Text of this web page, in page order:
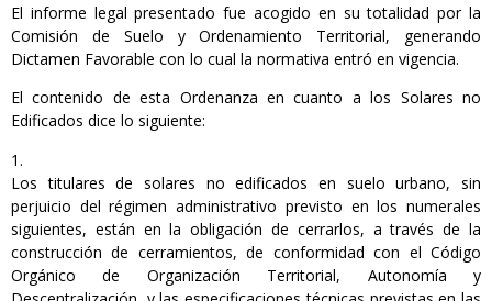
El informe legal presentado fue acogido en su totalidad por la
Comisión de Suelo y Ordenamiento Territorial, generando
Dictamen Favorable con lo cual la normativa entró en vigencia.
El contenido de esta Ordenanza en cuanto a los Solares no
Edificados dice lo siguiente:
Los titulares de solares no edificados en suelo urbano, sin
perjuicio del régimen administrativo previsto en los numerales
siguientes, están en la obligación de cerrarlos, a través de la
construcción de cerramientos, de conformidad con el Código
Orgánico de Organización Territorial, Autonomía y